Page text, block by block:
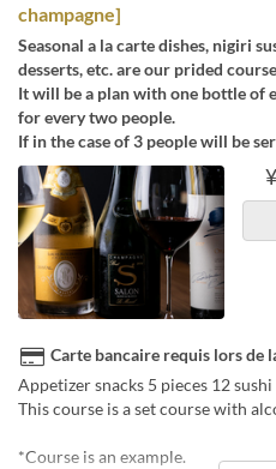
champagne]
Seasonal a la carte dishes, nigiri
desserts, etc. are our prided
It will be a plan with one bottle of
for every two people.
If in the case of 3 people will be
Carte bancaire requis lors de
Appetizer snacks 5 pieces 12
This course is a set course with
*Course is an example.